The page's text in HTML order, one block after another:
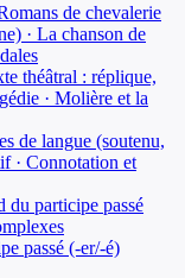
de chevalerie
· La chanson de
théâtral : réplique,
· Molière et la
de langue (soutenu,
· Connotation et
du participe passé
passé (-er/-é)